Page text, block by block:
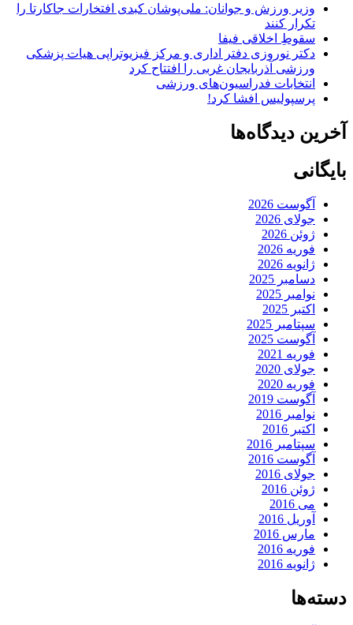
وزیر ورزش و جوانان: ملی‌پوشان کبدی افتخارات جاکارتا را
تکرار کنند
سقوطِ اخلاقی فیفا
دکتر نوروزی دفتر اداری و مرکز فیزیوتراپی هیات پزشکی
ورزشی آذربایجان غربی را افتتاح کرد
انتخابات فدراسیون‌های ورزشی
پرسپولیس افشا کرد!
آخرین دیدگاه‌ها
بایگانی
آگوست 2026
جولای 2026
ژوئن 2026
فوریه 2026
ژانویه 2026
دسامبر 2025
نوامبر 2025
اکتبر 2025
سپتامبر 2025
آگوست 2025
فوریه 2021
جولای 2020
فوریه 2020
آگوست 2019
نوامبر 2016
اکتبر 2016
سپتامبر 2016
آگوست 2016
جولای 2016
ژوئن 2016
می 2016
آوریل 2016
مارس 2016
فوریه 2016
ژانویه 2016
دسته‌ها